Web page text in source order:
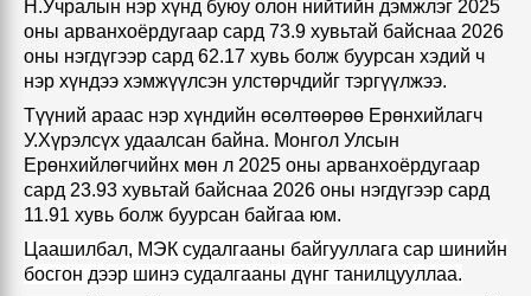
Н.Учралын нэр хүнд буюу олон нийтийн дэмжлэг 2025
оны арванхоёрдугаар сард 73.9 хувьтай байснаа 2026
оны нэгдүгээр сард 62.17 хувь болж буурсан хэдий ч
нэр хүндээ хэмжүүлсэн улстөрчдийг тэргүүлжээ.
Түүний араас нэр хүндийн өсөлтөөрөө Ерөнхийлагч
У.Хүрэлсүх удаалсан байна. Монгол Улсын
Ерөнхийлөгчийнх мөн л 2025 оны арванхоёрдугаар
сард 23.93 хувьтай байснаа 2026 оны нэгдүгээр сард
11.91 хувь болж буурсан байгаа юм.
Цаашилбал, МЭК судалгааны байгууллага сар шинийн
босгон дээр шинэ судалгааны дүнг танилцууллаа.